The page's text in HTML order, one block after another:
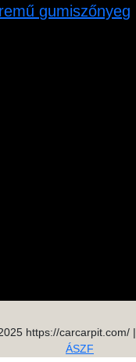
gumiszőnyeg
https://carcarpit.com/ |
ÁSZF